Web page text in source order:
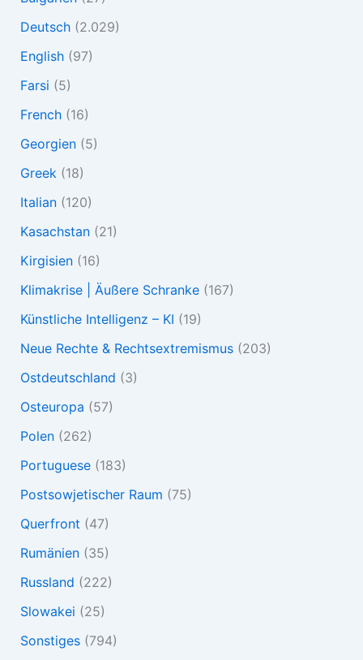
Deutsch(2.029)
English(97)
Farsi (5)
French(16)
Georgien(5)
Greek(18)
Italian(120)
Kasachstan(21)
Kirgisien(16)
Klimakrise | Äußere Schranke(167)
Künstliche Intelligenz – KI (19)
Neue Rechte & Rechtsextremismus(203)
Ostdeutschland (3)
Osteuropa (57)
Polen(262)
Portuguese(183)
Postsowjetischer Raum (75)
Querfront (47)
Rumänien(35)
Russland (222)
Slowakei (25)
Sonstiges(794)